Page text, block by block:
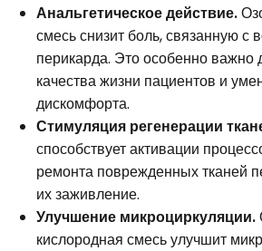
Анальгетическое действие.
смесь снизит боль, связанную с
перикарда. Это особенно важно
качества жизни пациентов и
дискомфорта.
Стимуляция регенерации
способствует активации
ремонта поврежденных тканей
их заживление.
Улучшение микроциркуляции.
кислородная смесь улучшит